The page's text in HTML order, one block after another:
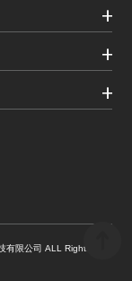
限公司 ALL Rights